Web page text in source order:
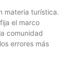
materia turística.
el marco
comunidad
errores más